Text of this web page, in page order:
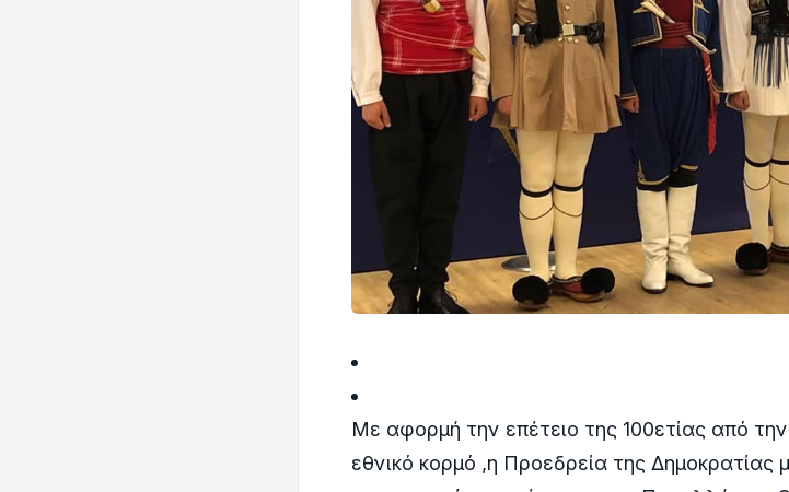
Με αφορμή την επέτειο της 100ετίας από
εθνικό κορμό ,η Προεδρεία της Δημοκρατίας